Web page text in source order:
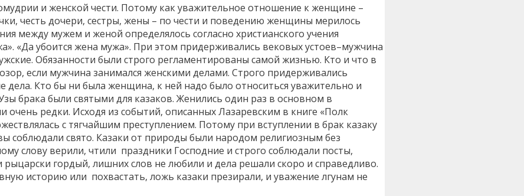
и женской чести. Потому как уважительное отношение к женщине –
честь дочери, сестры, жены – по чести и поведению женщины мерилось
между мужем и женой определялось согласно христианского учения
«Да убоится жена мужа». При этом придерживались вековых устоев–мужчина
Обязанности были строго регламентированы самой жизнью. Кто и что в
если мужчина занимался женскими делами. Строго придерживались
Кто бы ни была женщина, к ней надо было относиться уважительно и
брака были святыми для казаков. Женились один раз в основном в
редки. Исходя из событий, описанных Лазаревским в книге «Полк
с тягчайшим преступлением. Потому при вступлении в брак казаку
соблюдали свято. Казаки от природы были народом религиозным без
слову верили, чтили праздники Господние и строго соблюдали посты,
гордый, лишних слов не любили и дела решали скоро и справедливо.
историю или похвастать, ложь казаки презирали, и уважение лгунам не